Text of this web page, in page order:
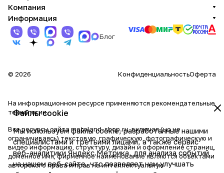
Файлы cookie
Мы используем файлы cookie, разработанные нашими
специалистами и третьими лицами, а также сервис
веб-аналитики Яндекс.Метрика, для анализа событий
на нашем веб-сайте, что позволяет нам улучшать
Компания
Информация
Блог
© 2026 КонфиденциальностьОферта
На информационном ресурсе применяются рекомендательные
технологии.
Все ресурсы сайта motoland-shop.ru, включая (но не
ограничиваясь) текстовую, графическую, фотографическую и
видео информацию, структуру, дизайн и оформление страниц,
доменное имя, фирменное наименование являются объектами
авторского права и прав на интеллектуальную